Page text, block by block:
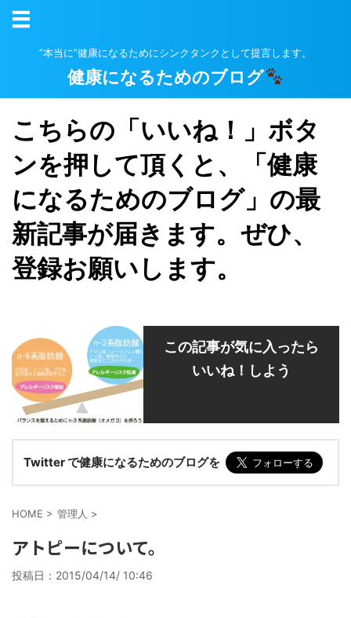
”本当に”健康になるためにシンクタンクとして提言します。
健康になるためのブログ
こちらの「いいね！」ボタ
ンを押して頂くと、「健康
になるためのブログ」の最
新記事が届きます。ぜひ、
登録お願いします。
この記事が気に入ったら
いいね！しよう
Twitter で健康になるためのブログを
HOME > 管理人 >
アトピーについて。
投稿日： 2015/04/14/ 10:46